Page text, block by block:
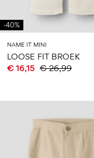
-40%
NAME IT MINI
LOOSE FIT BROEK
€ 16,15 € 26,99